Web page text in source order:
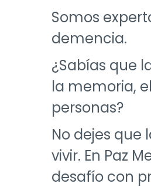
Somos
demencia.
¿Sabías que
la memoria,
personas?
No dejes que
vivir. En Paz
desafío con